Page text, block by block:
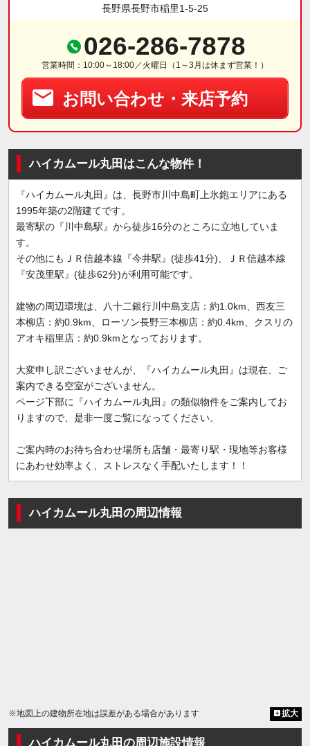
長野県長野市稲里1-5-25
026-286-7878
営業時間：10:00～18:00／火曜日（1～3月は休まず営業！）
お問い合わせ・来店予約
ハイカムール丸田はこんな物件！
『ハイカムール丸田』は、長野市川中島町上氷鉋エリアにある
1995年築の2階建てです。
最寄駅の『川中島駅』から徒歩16分のところに立地していま
す。
その他にもＪＲ信越本線『今井駅』(徒歩41分)、ＪＲ信越本線
『安茂里駅』(徒歩62分)が利用可能です。
建物の周辺環境は、八十二銀行川中島支店：約1.0km、西友三
本柳店：約0.9km、ローソン長野三本柳店：約0.4km、クスリの
アオキ稲里店：約0.9kmとなっております。
大変申し訳ございませんが、『ハイカムール丸田』は現在、ご
案内できる空室がございません。
ページ下部に『ハイカムール丸田』の類似物件をご案内してお
りますので、是非一度ご覧になってください。
ご案内時のお待ち合わせ場所も店舗・最寄り駅・現地等お客様
にあわせ効率よく、ストレスなく手配いたします！！
ハイカムール丸田の周辺情報
※地図上の建物所在地は誤差がある場合があります 拡大
ハイカムール丸田の周辺施設情報